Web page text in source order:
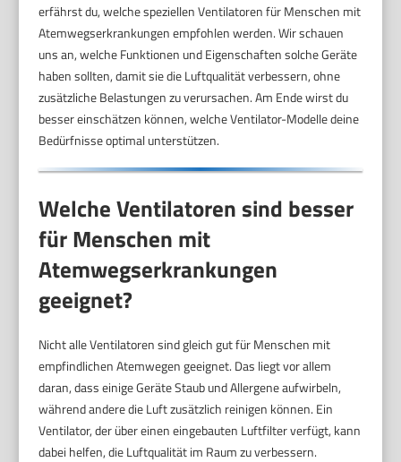
erfährst du, welche speziellen Ventilatoren für Menschen mit
Atemwegserkrankungen empfohlen werden. Wir schauen
uns an, welche Funktionen und Eigenschaften solche Geräte
haben sollten, damit sie die Luftqualität verbessern, ohne
zusätzliche Belastungen zu verursachen. Am Ende wirst du
besser einschätzen können, welche Ventilator-Modelle deine
Bedürfnisse optimal unterstützen.
Welche Ventilatoren sind besser
für Menschen mit
Atemwegserkrankungen
geeignet?
Nicht alle Ventilatoren sind gleich gut für Menschen mit
empfindlichen Atemwegen geeignet. Das liegt vor allem
daran, dass einige Geräte Staub und Allergene aufwirbeln,
während andere die Luft zusätzlich reinigen können. Ein
Ventilator, der über einen eingebauten Luftfilter verfügt, kann
dabei helfen, die Luftqualität im Raum zu verbessern.